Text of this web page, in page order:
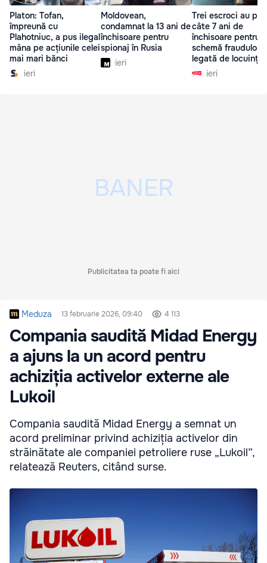
Platon: Tofan,
împreună cu
Plahotniuc, a pus ilegal
mâna pe acțiunile celei
mai mari bănci
ieri
Moldovean,
condamnat la 13 ani de
închisoare pentru
spionaj în Rusia
ieri
Trei escroci au
câte 7 ani de
închisoare pentru o
schemă
legată de locuințe
ieri
Publicitatea ta poate fi aici
Meduza 13 februarie 2026, 09:40 4 113
Compania saudită Midad Energy
a ajuns la un acord pentru
achiziția activelor externe ale
Lukoil
Compania saudită Midad Energy a semnat un
acord preliminar privind achiziția activelor din
străinătate ale companiei petroliere ruse „Lukoil”,
relatează Reuters, citând surse.